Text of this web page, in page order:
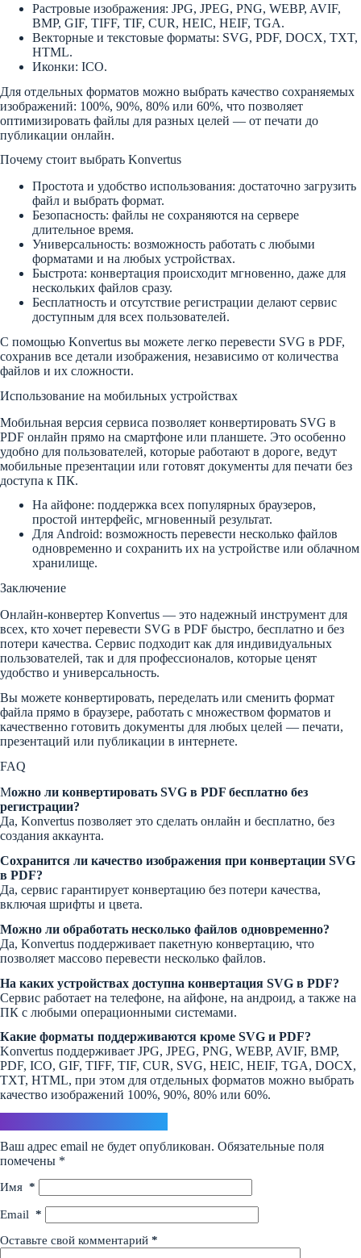
Растровые изображения: JPG, JPEG, PNG, WEBP, AVIF,
BMP, GIF, TIFF, TIF, CUR, HEIC, HEIF, TGA.
Векторные и текстовые форматы: SVG, PDF, DOCX, TXT,
HTML.
Иконки: ICO.
Для отдельных форматов можно выбрать качество сохраняемых
изображений: 100%, 90%, 80% или 60%, что позволяет
оптимизировать файлы для разных целей — от печати до
публикации онлайн.
Почему стоит выбрать Konvertus
Простота и удобство использования: достаточно загрузить
файл и выбрать формат.
Безопасность: файлы не сохраняются на сервере
длительное время.
Универсальность: возможность работать с любыми
форматами и на любых устройствах.
Быстрота: конвертация происходит мгновенно, даже для
нескольких файлов сразу.
Бесплатность и отсутствие регистрации делают сервис
доступным для всех пользователей.
С помощью Konvertus вы можете легко перевести SVG в PDF,
сохранив все детали изображения, независимо от количества
файлов и их сложности.
Использование на мобильных устройствах
Мобильная версия сервиса позволяет конвертировать SVG в
PDF онлайн прямо на смартфоне или планшете. Это особенно
удобно для пользователей, которые работают в дороге, ведут
мобильные презентации или готовят документы для печати без
доступа к ПК.
На айфоне: поддержка всех популярных браузеров,
простой интерфейс, мгновенный результат.
Для Android: возможность перевести несколько файлов
одновременно и сохранить их на устройстве или облачном
хранилище.
Заключение
Онлайн-конвертер Konvertus — это надежный инструмент для
всех, кто хочет перевести SVG в PDF быстро, бесплатно и без
потери качества. Сервис подходит как для индивидуальных
пользователей, так и для профессионалов, которые ценят
удобство и универсальность.
Вы можете конвертировать, переделать или сменить формат
файла прямо в браузере, работать с множеством форматов и
качественно готовить документы для любых целей — печати,
презентаций или публикации в интернете.
FAQ
Можно ли конвертировать SVG в PDF бесплатно без
регистрации?
Да, Konvertus позволяет это сделать онлайн и бесплатно, без
создания аккаунта.
Сохранится ли качество изображения при конвертации SVG
в PDF?
Да, сервис гарантирует конвертацию без потери качества,
включая шрифты и цвета.
Можно ли обработать несколько файлов одновременно?
Да, Konvertus поддерживает пакетную конвертацию, что
позволяет массово перевести несколько файлов.
На каких устройствах доступна конвертация SVG в PDF?
Сервис работает на телефоне, на айфоне, на андроид, а также на
ПК с любыми операционными системами.
Какие форматы поддерживаются кроме SVG и PDF?
Konvertus поддерживает JPG, JPEG, PNG, WEBP, AVIF, BMP,
PDF, ICO, GIF, TIFF, TIF, CUR, SVG, HEIC, HEIF, TGA, DOCX,
TXT, HTML, при этом для отдельных форматов можно выбрать
качество изображений 100%, 90%, 80% или 60%.
Ваш адрес email не будет опубликован. Обязательные поля
помечены *
Имя *
Email *
Оставьте свой комментарий *